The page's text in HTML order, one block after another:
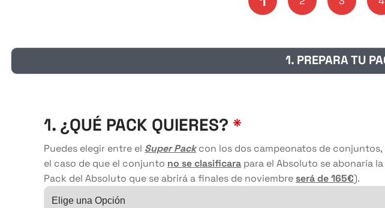
1. PREPARA TU
1. ¿QUÉ PACK QUIERES? *
Puedes elegir entre el Super Packcon los dos campeonatos de conjuntos,
el caso de que el conjunto no se clasificara para el Absoluto se abonaría
Pack del Absoluto que se abrirá a finales de noviembre será de 165€).